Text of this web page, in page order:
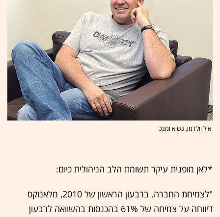
איל וולדמן, נשיא ומנכ
*לאן מופנית עיקר תשומת הלב הניהולית כיום:
"לצמיחת החברה. ברבעון הראשון של 2010, מלאנוקס
דיווחה על צמיחה של 61% בהכנסות בהשוואה לרבעון